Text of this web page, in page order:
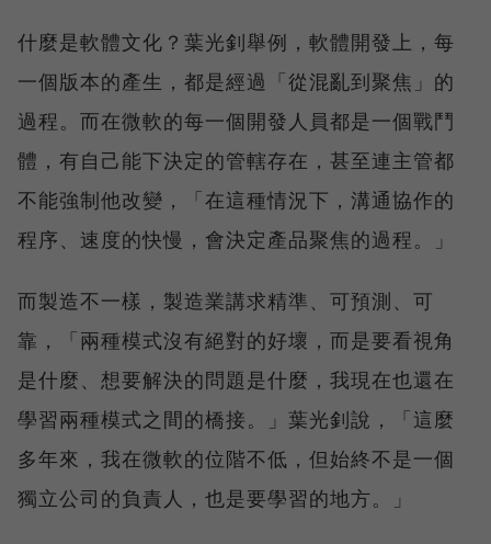
什麼是軟體文化？葉光釗舉例，軟體開發上，每
一個版本的產生，都是經過「從混亂到聚焦」的
過程。而在微軟的每一個開發人員都是一個戰鬥
體，有自己能下決定的管轄存在，甚至連主管都
不能強制他改變，「在這種情況下，溝通協作的
程序、速度的快慢，會決定產品聚焦的過程。」
而製造不一樣，製造業講求精準、可預測、可
靠，「兩種模式沒有絕對的好壞，而是要看視角
是什麼、想要解決的問題是什麼，我現在也還在
學習兩種模式之間的橋接。」葉光釗說，「這麼
多年來，我在微軟的位階不低，但始終不是一個
獨立公司的負責人，也是要學習的地方。」